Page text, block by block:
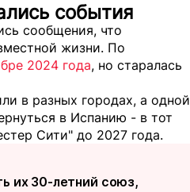
события
сообщения, что
жизни. По
2024 года, но старалась
в разных городах, а одной
в Испанию - в тот
Сити" до 2027 года.
их 30-летний союз,